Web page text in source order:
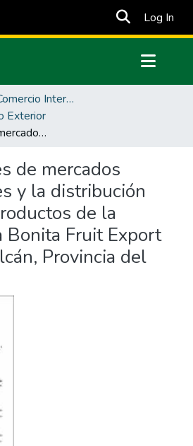
Log In
Facultad de Comercio Internacional, Integración, Administración y Economía Empresarial
Exterior
Oportunidades de mercados internacionales y la distribución física de los productos de la microempresa Bonita Fruit Export del cantón Tulcán, Provincia del Carchi
de mercados
y la distribución
de la
Bonita Fruit Export
Provincia del